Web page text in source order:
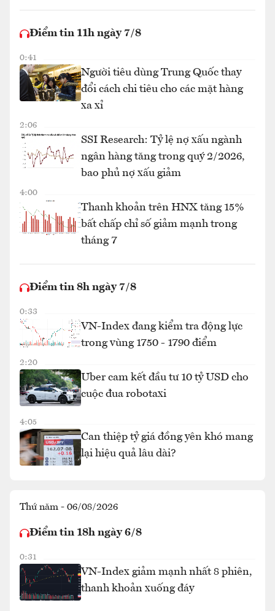
Điểm tin 11h ngày 7/8
0:41
Người tiêu dùng Trung Quốc thay
đổi cách chi tiêu cho các mặt hàng
xa xỉ
2:06
SSI Research: Tỷ lệ nợ xấu ngành
ngân hàng tăng trong quý 2/2026,
bao phủ nợ xấu giảm
4:00
Thanh khoản trên HNX tăng 15%
bất chấp chỉ số giảm mạnh trong
tháng 7
Điểm tin 8h ngày 7/8
0:33
VN-Index đang kiểm tra động lực
trong vùng 1750 - 1790 điểm
2:20
Uber cam kết đầu tư 10 tỷ USD cho
cuộc đua robotaxi
4:05
Can thiệp tỷ giá đồng yên khó mang
lại hiệu quả lâu dài?
Thứ năm - 06/08/2026
Điểm tin 18h ngày 6/8
0:31
VN-Index giảm mạnh nhất 8 phiên,
thanh khoản xuống đáy